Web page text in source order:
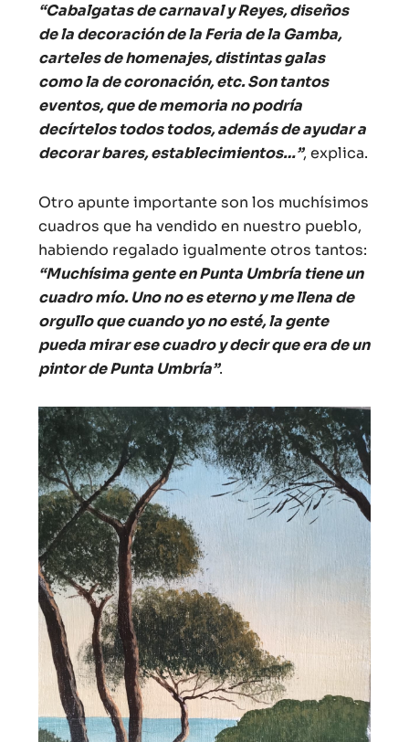
“Cabalgatas de carnaval y Reyes, diseños
de la decoración de la Feria de la Gamba,
carteles de homenajes, distintas galas
como la de coronación, etc. Son tantos
eventos, que de memoria no podría
decírtelos todos todos, además de ayudar a
decorar bares, establecimientos…”, explica.
Otro apunte importante son los muchísimos
cuadros que ha vendido en nuestro pueblo,
habiendo regalado igualmente otros tantos:
“Muchísima gente en Punta Umbría tiene un
cuadro mío. Uno no es eterno y me llena de
orgullo que cuando yo no esté, la gente
pueda mirar ese cuadro y decir que era de un
pintor de Punta Umbría”.